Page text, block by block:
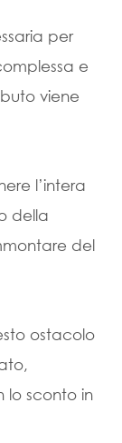
per
e
viene
l’intera
della
del
ostacolo
sconto in